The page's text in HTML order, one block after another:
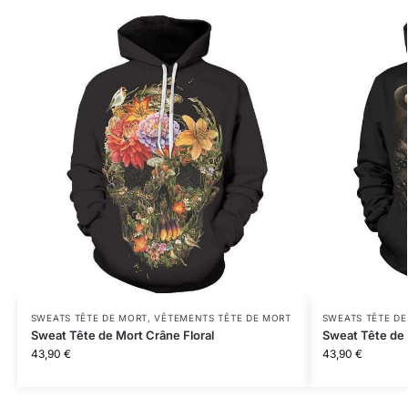
SWEATS TÊTE DE MORT,VÊTEMENTS TÊTE DE MORT
Sweat Tête de Mort Crâne Floral
43,90 €
SWEATS TÊTE
Sweat Tête de
43,90 €